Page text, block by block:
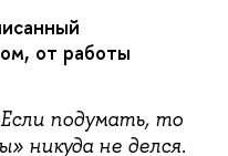
от работы
подумать, то
никуда не делся.